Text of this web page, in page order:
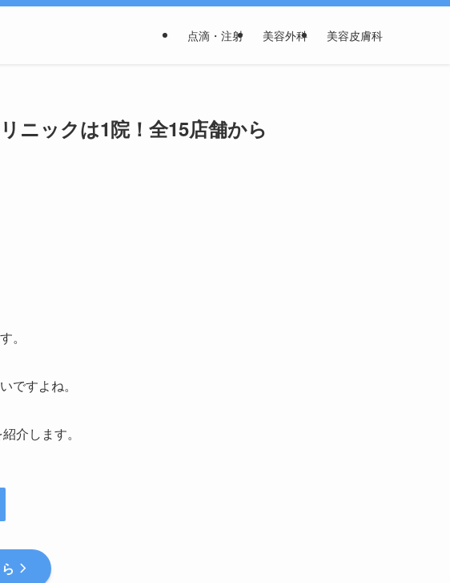
点滴・注射 美容外科 美容皮膚科
ニックは1院！全15店舗から
。
ですよね。
紹介します。